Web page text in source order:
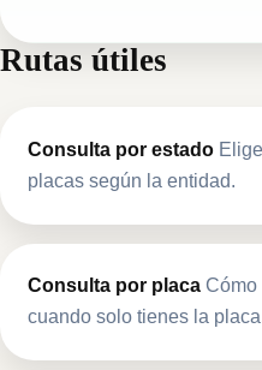
Rutas útiles
Consulta por estado
placas según la entidad.
Consulta por placa Cómo
cuando solo tienes la